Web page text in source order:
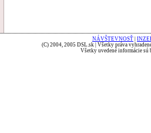
NÁVŠTEVNOSŤ
(C) 2004, 2005 DSL.sk | Všetky práva
Všetky uvedené informácie sú